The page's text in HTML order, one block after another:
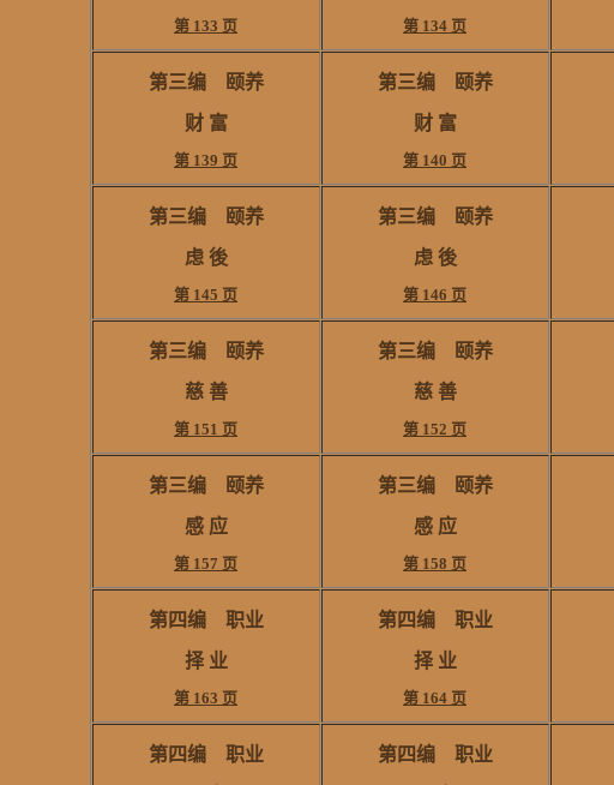
第 133 页 第 134 页
第三编 颐养
财 富
第 139 页
第三编 颐养
财 富
第 140 页
第三编 颐养
虑 後
第 145 页
第三编 颐养
虑 後
第 146 页
第三编 颐养
慈 善
第 151 页
第三编 颐养
慈 善
第 152 页
第三编 颐养
感 应
第 157 页
第三编 颐养
感 应
第 158 页
第四编 职业
择 业
第 163 页
第四编 职业
择 业
第 164 页
第四编 职业 第四编 职业